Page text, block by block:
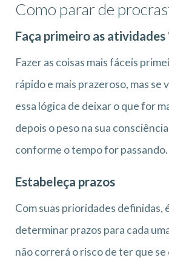
Como parar de
Faça primeiro as atividades
Fazer as coisas mais fáceis
rápido e mais prazeroso, mas se
essa lógica de deixar o que for
depois o peso na sua
conforme o tempo for passando.
Estabeleça prazos
Com suas prioridades definidas,
determinar prazos para cada
não correrá o risco de ter que